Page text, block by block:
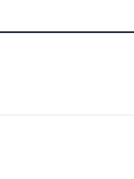
ca",
ca",